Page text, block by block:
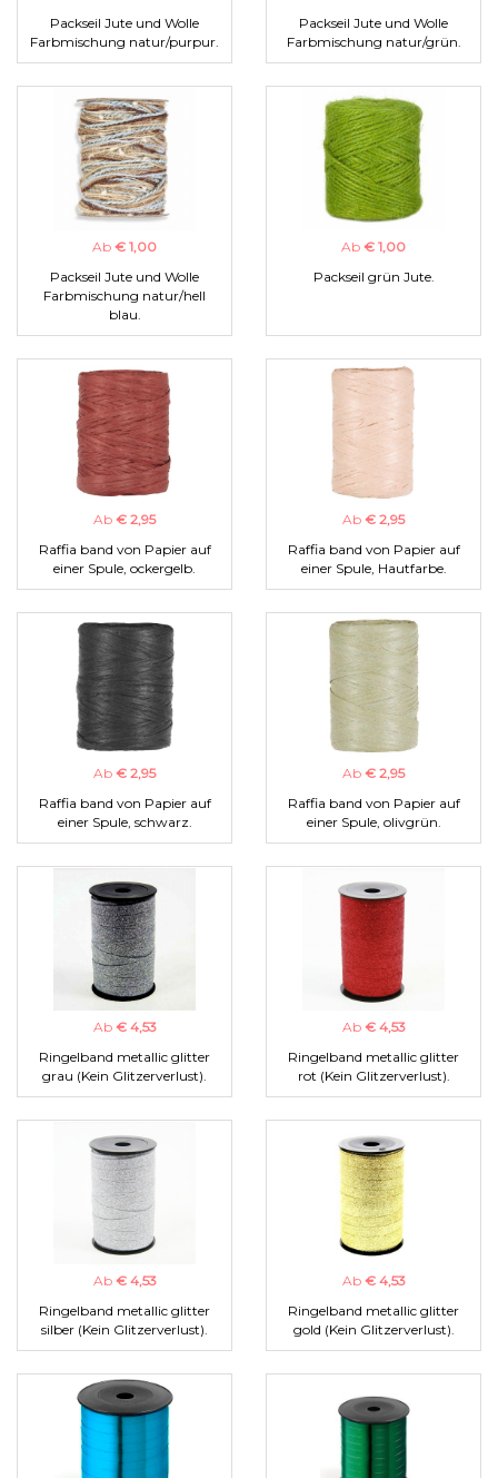
Packseil Jute und Wolle
Farbmischung natur/purpur.
Packseil Jute und Wolle
Farbmischung natur/grün.
Ab € 1,00
Packseil Jute und Wolle
Farbmischung natur/hell
blau.
Ab € 1,00
Packseil grün Jute.
Ab € 2,95
Raffia band von Papier auf
einer Spule, ockergelb.
Ab € 2,95
Raffia band von Papier auf
einer Spule, Hautfarbe.
Ab € 2,95
Raffia band von Papier auf
einer Spule, schwarz.
Ab € 2,95
Raffia band von Papier auf
einer Spule, olivgrün.
Ab € 4,53
Ringelband metallic glitter
grau (Kein Glitzerverlust).
Ab € 4,53
Ringelband metallic glitter
rot (Kein Glitzerverlust).
Ab € 4,53
Ringelband metallic glitter
silber (Kein Glitzerverlust).
Ab € 4,53
Ringelband metallic glitter
gold (Kein Glitzerverlust).